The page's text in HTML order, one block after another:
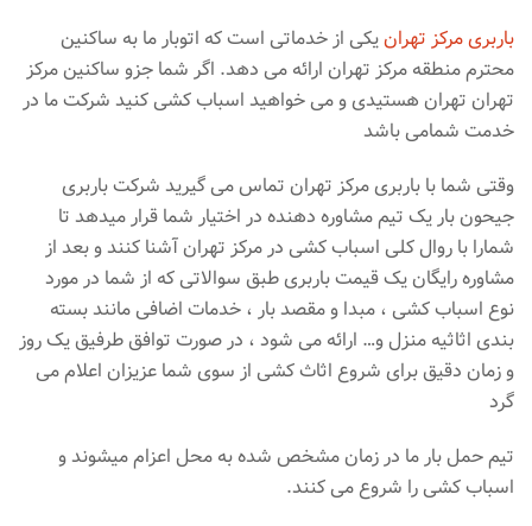
باربری مرکز تهرانیکی از خدماتی است که اتوبار ما به ساکنین
محترم منطقه مرکز تهران ارائه می دهد. اگر شما جزو ساکنین مرکز
تهران تهران هستیدی و می خواهید اسباب کشی کنید شرکت ما در
خدمت شمامی باشد
وقتی شما با باربری مرکز تهران تماس می گیرید شرکت باربری
جیحون بار یک تیم مشاوره دهنده در اختیار شما قرار میدهد تا
شمارا با روال کلی اسباب کشی در مرکز تهران آشنا کنند و بعد از
مشاوره رایگان یک قیمت باربری طبق سوالاتی که از شما در مورد
نوع اسباب کشی ، مبدا و مقصد بار ، خدمات اضافی مانند بسته
بندی اثاثیه منزل و… ارائه می شود ، در صورت توافق طرفیق یک روز
و زمان دقیق برای شروع اثاث کشی از سوی شما عزیزان اعلام می
گرد
تیم حمل بار ما در زمان مشخص شده به محل اعزام میشوند و
اسباب کشی را شروع می کنند.